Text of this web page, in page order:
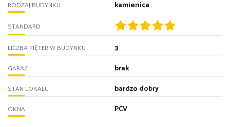
RODZAJ BUDYNKU kamienica
STANDARD
LICZBA PIĘTER W BUDYNKU 3
GARAŻ brak
STAN LOKALU bardzo dobry
OKNA PCV